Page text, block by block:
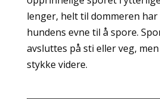
lenger, helt til dommeren
hundens evne til å spore.
avsluttes på sti eller veg,
stykke videre.